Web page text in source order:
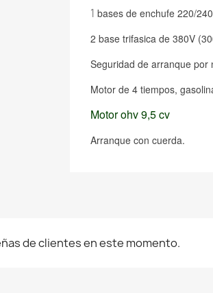
1 bases de enchufe 220/
2 base trifasica de 380V
Seguridad de arranque por
Motor de 4 tiempos,
Motor ohv 9,5 cv
Arranque con cuerda.
de clientes en este momento.